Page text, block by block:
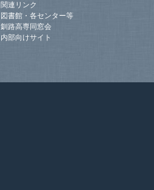
関連リンク
図書館・各センター等
釧路高専同窓会
内部向けサイト